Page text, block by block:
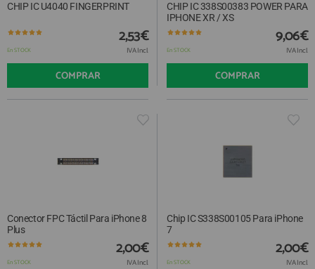
CHIP IC U4040 FINGERPRINT
En STOCK
2,53€
IVA Incl.
COMPRAR
CHIP IC 338S00383 POWER PARA
IPHONE XR / XS
En STOCK
9,06€
IVA Incl.
COMPRAR
Conector FPC Táctil Para iPhone 8
Plus
En STOCK
2,00€
IVA Incl.
Chip IC S338S00105 Para iPhone
7
En STOCK
2,00€
IVA Incl.